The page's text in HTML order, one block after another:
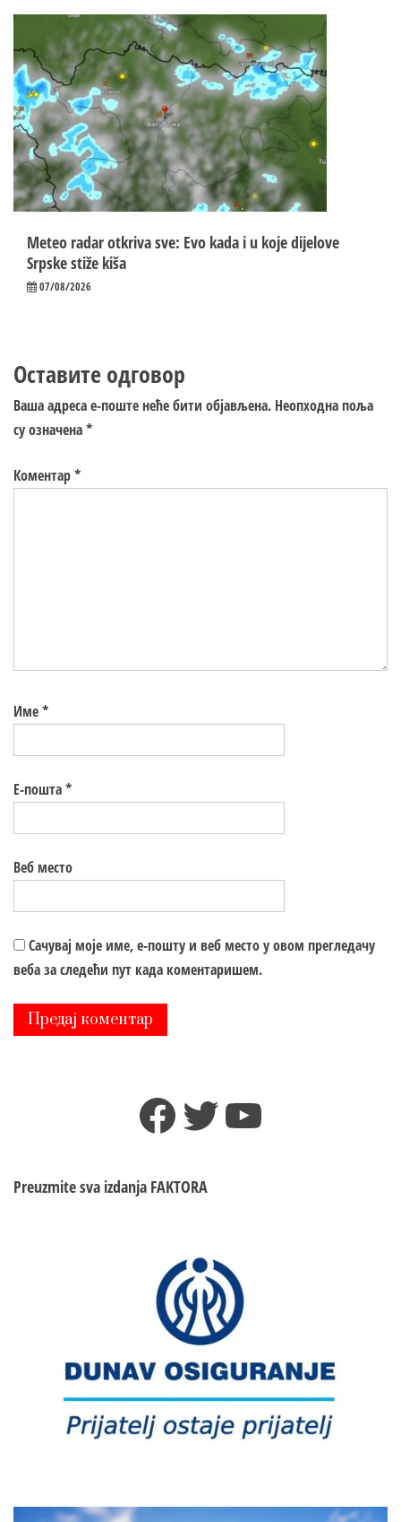
Meteo radar otkriva sve: Evo kada i u koje dijelove
Srpske stiže kiša
07/08/2026
Оставите одговор
Ваша адреса е-поште неће бити објављена. Неопходна поља
су означена*
Коментар*
Име*
Е-пошта*
Веб место
Сачувај моје име, е-пошту и веб место у овом прегледачу
веба за следећи пут када коментаришем.
Facebook
TwitterYouTube
Preuzmite sva izdanja FAKTORA